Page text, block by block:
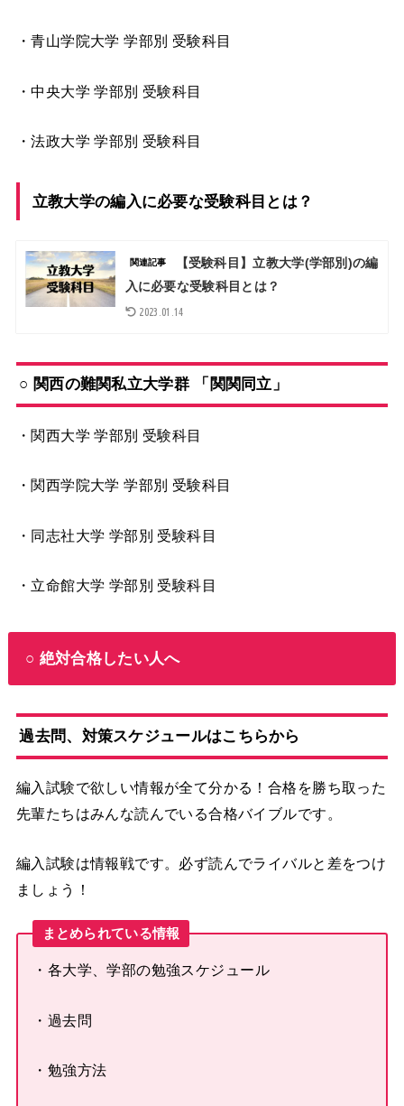
・青山学院大学学部別 受験科目
・中央大学学部別 受験科目
・法政大学学部別 受験科目
立教大学の編入に必要な受験科目とは？
関連記事
【受験科目】立教大学(学部別)の編
入に必要な受験科目とは？
2023.01.14
○ 関西の難関私立大学群 「関関同立」
・関西大学 学部別 受験科目
・関西学院大学 学部別 受験科目
・同志社大学 学部別 受験科目
・立命館大学 学部別 受験科目
○ 絶対合格したい人へ
過去問、対策スケジュールはこちらから
編入試験で欲しい情報が全て分かる！合格を勝ち取った
先輩たちはみんな読んでいる合格バイブルです。
編入試験は情報戦です。必ず読んでライバルと差をつけ
ましょう！
まとめられている情報
・各大学、学部の勉強スケジュール
・過去問
・勉強方法